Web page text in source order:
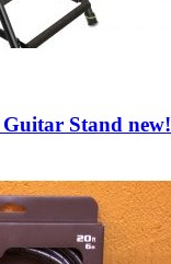
Stand new!